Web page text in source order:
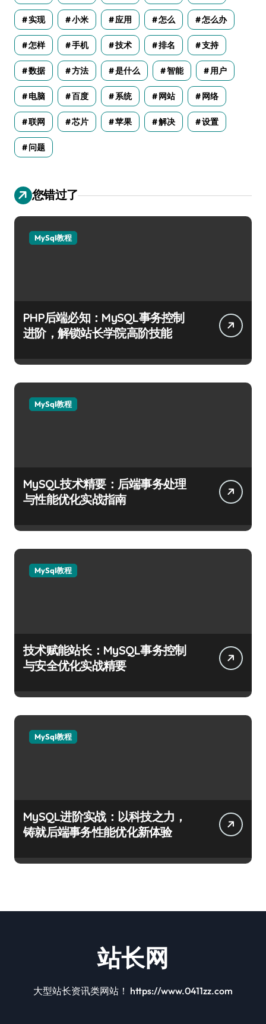
实现 小米 应用 怎么 怎么办
怎样 手机 技术 排名 支持
数据 方法 是什么 智能 用户
电脑 百度 系统 网站 网络
联网 芯片 苹果 解决 设置
问题
您错过了
MySql教程
PHP后端必知：MySQL事务控制
进阶，解锁站长学院高阶技能
MySql教程
MySQL技术精要：后端事务处理
与性能优化实战指南
MySql教程
技术赋能站长：MySQL事务控制
与安全优化实战精要
MySql教程
MySQL进阶实战：以科技之力，
铸就后端事务性能优化新体验
站长网
大型站长资讯类网站！ https://www.0411zz.com